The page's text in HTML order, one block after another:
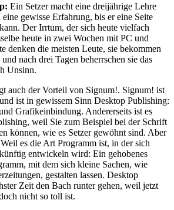
Ein Setzer macht eine dreijährige Lehre
gewisse Erfahrung, bis er eine Seite
Der Irrtum, der sich heute vielfach
heute in zwei Wochen mit PC und
denken die meisten Leute, sie bekommen
nach drei Tagen beherrschen sie das
Unsinn.
auch der Vorteil von Signum!. Signum! ist
ist in gewissem Sinn Desktop Publishing:
Grafikeinbindung. Andererseits ist es
weil Sie zum Beispiel bei der Schrift
können, wie es Setzer gewöhnt sind. Aber
es die Art Programm ist, in der sich
entwickeln wird: Ein gehobenes
mit dem sich kleine Sachen, wie
gestalten lassen. Desktop
Zeit den Bach runter gehen, weil jetzt
nicht so toll ist.